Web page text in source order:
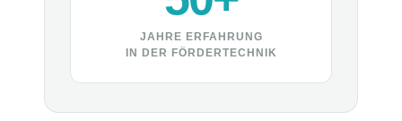
JAHRE ERFAHRUNG
IN DER FÖRDERTECHNIK